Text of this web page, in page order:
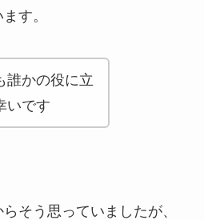
す。
誰かの役に立
いです
そう思っていましたが、